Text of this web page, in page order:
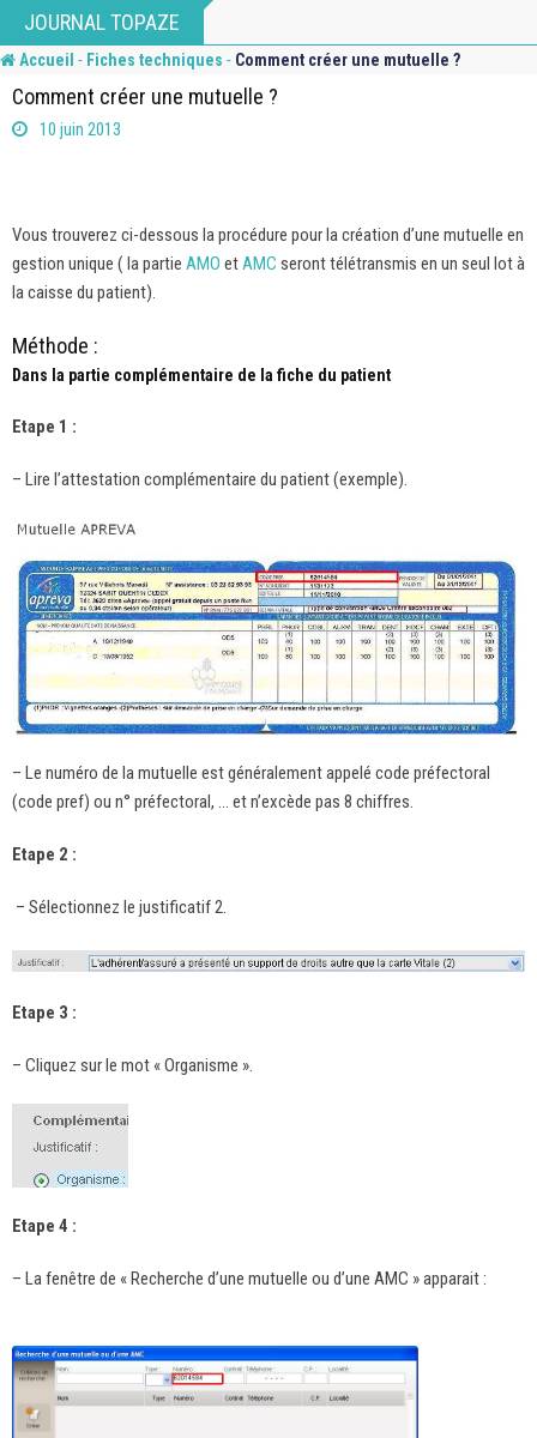
to
content
JOURNAL TOPAZE
Accueil - Fiches techniques - Comment créer une mutuelle ?
Comment créer une mutuelle ?
10 juin 2013
Vous trouverez ci-dessous la procédure pour la création d’une mutuelle en
gestion unique ( la partie AMO etAMC seront télétransmis en un seul lot à
la caisse du patient).
Méthode :
Dans la partie complémentaire de la fiche du patient
Etape 1 :
– Lire l’attestation complémentaire du patient (exemple).
– Le numéro de la mutuelle est généralement appelé code préfectoral
(code pref) ou n° préfectoral, … et n’excède pas 8 chiffres.
Etape 2 :
– Sélectionnez le justificatif 2.
Etape 3 :
– Cliquez sur le mot « Organisme ».
Etape 4 :
– La fenêtre de « Recherche d’une mutuelle ou d’une AMC » apparait :